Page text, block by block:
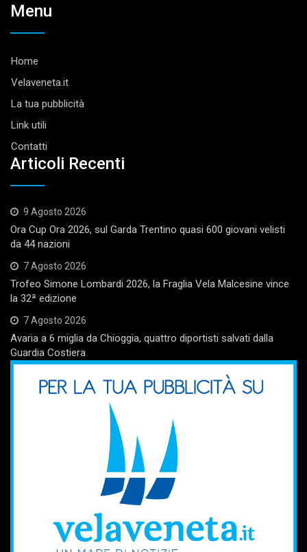
Menu
Home
Velaveneta.it
La tua pubblicità
Link utili
Contatti
Articoli Recenti
9 Agosto 2026
Ora Cup Ora 2026, sul Garda Trentino quasi 600 giovani velisti
da 44 nazioni
7 Agosto 2026
Trofeo Simone Lombardi 2026, la Fraglia Vela Malcesine vince
la 32ª edizione
7 Agosto 2026
Avaria a 6 miglia da Chioggia, quattro diportisti salvati dalla
Guardia Costiera